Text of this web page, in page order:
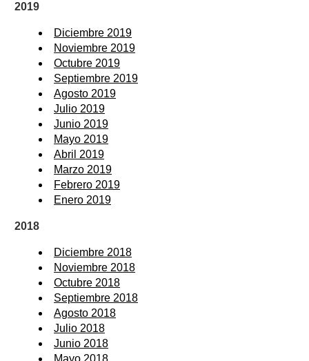
2019
Diciembre 2019
Noviembre 2019
Octubre 2019
Septiembre 2019
Agosto 2019
Julio 2019
Junio 2019
Mayo 2019
Abril 2019
Marzo 2019
Febrero 2019
Enero 2019
2018
Diciembre 2018
Noviembre 2018
Octubre 2018
Septiembre 2018
Agosto 2018
Julio 2018
Junio 2018